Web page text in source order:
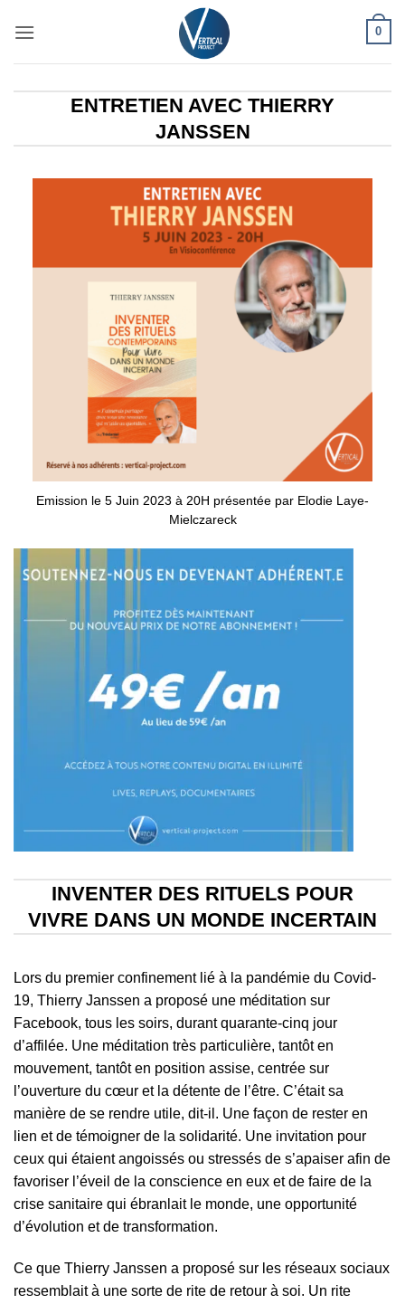
0
ENTRETIEN AVEC THIERRY
JANSSEN
Emission le 5 Juin 2023 à 20H présentée par Elodie Laye-
Mielczareck
INVENTER DES RITUELS POUR
VIVRE DANS UN MONDE INCERTAIN
Lors du premier confinement lié à la pandémie du Covid-
19, Thierry Janssen a proposé une méditation sur
Facebook, tous les soirs, durant quarante-cinq jour
d’affilée. Une méditation très particulière, tantôt en
mouvement, tantôt en position assise, centrée sur
l’ouverture du cœur et la détente de l’être. C’était sa
manière de se rendre utile, dit-il. Une façon de rester en
lien et de témoigner de la solidarité. Une invitation pour
ceux qui étaient angoissés ou stressés de s’apaiser afin de
favoriser l’éveil de la conscience en eux et de faire de la
crise sanitaire qui ébranlait le monde, une opportunité
d’évolution et de transformation.
Ce que Thierry Janssen a proposé sur les réseaux sociaux
ressemblait à une sorte de rite de retour à soi. Un rite